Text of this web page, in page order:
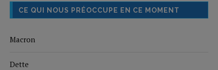
CE QUI NOUS PRÉOCCUPE EN CE MOMENT
Macron
Dette